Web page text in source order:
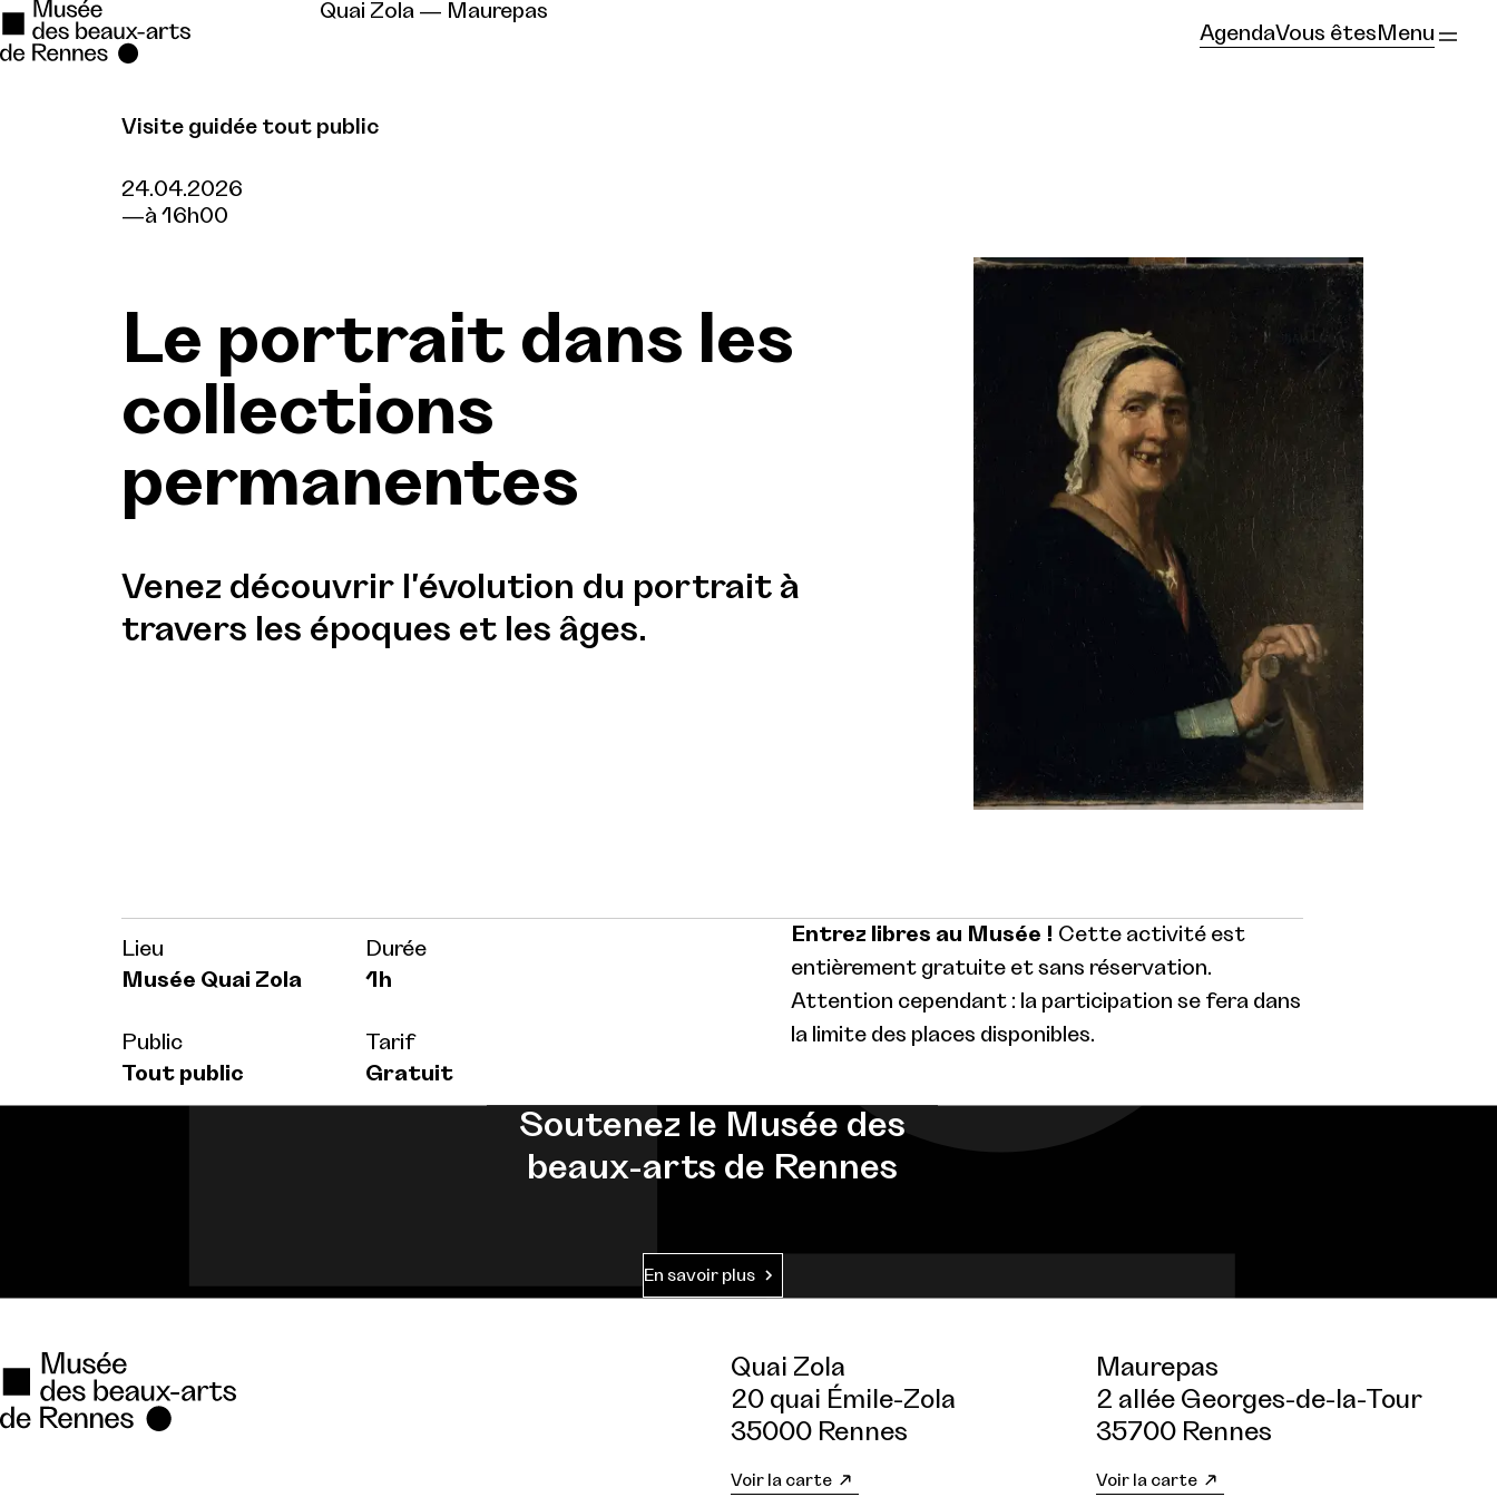
Se rendre au
Contenu principal
Pied de page
Quai Zola — Maurepas
AgendaVous êtes Menu
Visite guidée tout public
24.04.2026
à 16h00
Le portrait dans les
collections
permanentes
Venez découvrir l'évolution du portrait à
travers les époques et les âges.
Lieu
Musée Quai Zola
Durée
1h
Public
Tout public
Tarif
Gratuit
Entrez libres au Musée ! Cette activité est
entièrement gratuite et sans réservation.
Attention cependant : la participation se fera dans
la limite des places disponibles.
Soutenez le Musée des
beaux-arts de Rennes
En savoir plus
Quai Zola
20 quai Émile-Zola
35000 Rennes
Voir la carte
Maurepas
2 allée Georges-de-la-Tour
35700 Rennes
Voir la carte